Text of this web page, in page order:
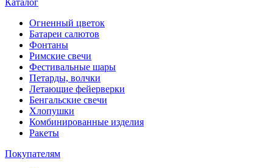
Огненный цветок
Батареи салютов
Фонтаны
Римские свечи
Фестивальные шары
Петарды, волчки
Летающие фейерверки
Бенгальские свечи
Хлопушки
Комбинированные изделия
Ракеты
Покупателям